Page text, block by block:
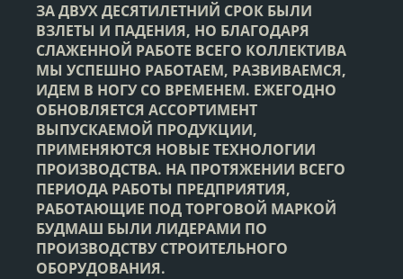
ЗА ДВУХ ДЕСЯТИЛЕТНИЙ СРОК БЫЛИ
ВЗЛЕТЫ И ПАДЕНИЯ, НО БЛАГОДАРЯ
СЛАЖЕННОЙ РАБОТЕ ВСЕГО КОЛЛЕКТИВА
МЫ УСПЕШНО РАБОТАЕМ, РАЗВИВАЕМСЯ,
ИДЕМ В НОГУ СО ВРЕМЕНЕМ. ЕЖЕГОДНО
ОБНОВЛЯЕТСЯ АССОРТИМЕНТ
ВЫПУСКАЕМОЙ ПРОДУКЦИИ,
ПРИМЕНЯЮТСЯ НОВЫЕ ТЕХНОЛОГИИ
ПРОИЗВОДСТВА. НА ПРОТЯЖЕНИИ ВСЕГО
ПЕРИОДА РАБОТЫ ПРЕДПРИЯТИЯ,
РАБОТАЮЩИЕ ПОД ТОРГОВОЙ МАРКОЙ
БУДМАШ БЫЛИ ЛИДЕРАМИ ПО
ПРОИЗВОДСТВУ СТРОИТЕЛЬНОГО
ОБОРУДОВАНИЯ.